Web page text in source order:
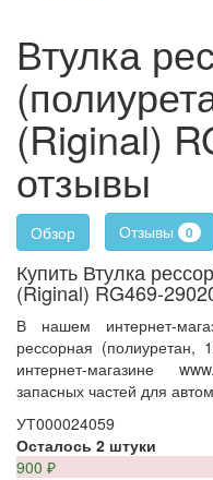
Втулка
(Riginal)
отзывы
Обзор Отзывы 0
Купить Втулка
(Riginal) RG469-
В нашем интернет-
рессорная
интернет-магазине
запасных частей для
УТ000024059
Осталось 2 штуки
900 ₽